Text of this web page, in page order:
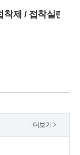
제 / 접착실란트
더보기